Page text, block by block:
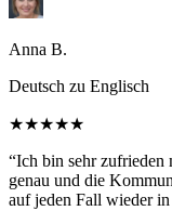
Anna B.
Deutsch zu Englisch
★★★★★
“Ich bin sehr zufrieden
genau und die
auf jeden Fall wieder